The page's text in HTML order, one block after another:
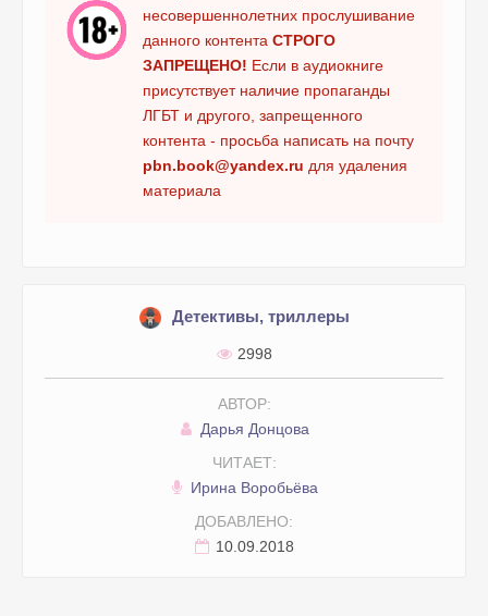
несовершеннолетних прослушивание
данного контента СТРОГО
ЗАПРЕЩЕНО! Если в аудиокниге
присутствует наличие пропаганды
ЛГБТ и другого, запрещенного
контента - просьба написать на почту
pbn.book@yandex.ru для удаления
материала
Детективы, триллеры
2998
АВТОР:
Дарья Донцова
ЧИТАЕТ:
Ирина Воробьёва
ДОБАВЛЕНО:
10.09.2018